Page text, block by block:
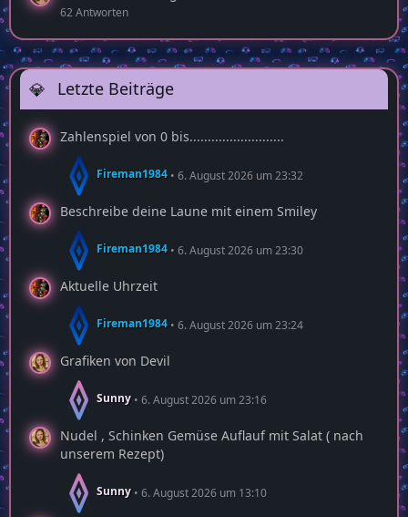
62 Antworten
Letzte Beiträge
Zahlenspiel von 0 bis..........................
Fireman1984 6. August 2026 um 23:32
Beschreibe deine Laune mit einem Smiley
Fireman1984 6. August 2026 um 23:30
Aktuelle Uhrzeit
Fireman1984 6. August 2026 um 23:24
Grafiken von Devil
Sunny 6. August 2026 um 23:16
Nudel , Schinken Gemüse Auflauf mit Salat ( nach
unserem Rezept)
Sunny 6. August 2026 um 13:10